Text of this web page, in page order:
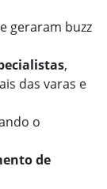
geraram buzz
,
das varas e
o
de